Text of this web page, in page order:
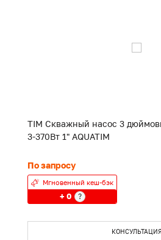
TIM Скважный насос 3
3-370Вт 1" AQUATIM
По запросу
Мгновенный кеш-бэк
+ 0 ?
КОНСУЛЬТАЦИЯ